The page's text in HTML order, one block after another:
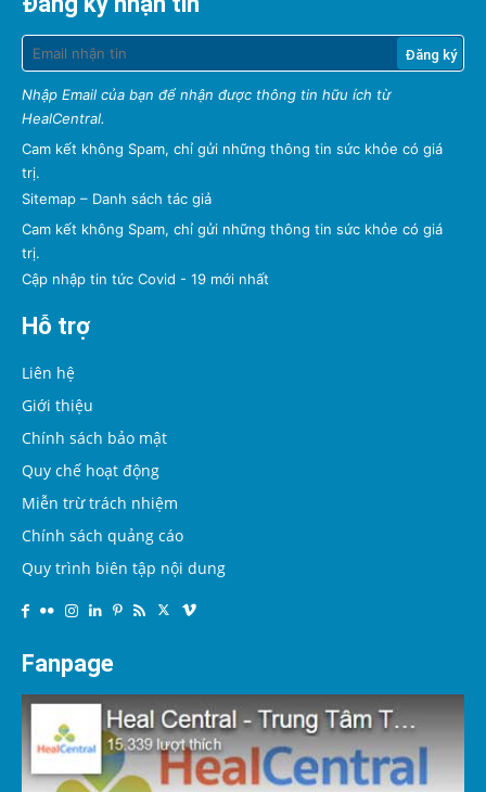
Nhập Email của bạn để nhận được thông tin hữu ích từ
HealCentral.
Cam kết không Spam, chỉ gửi những thông tin sức khỏe có giá
trị.
Sitemap – Danh sách tác giả
Cam kết không Spam, chỉ gửi những thông tin sức khỏe có giá
trị.
Cập nhập tin tức Covid - 19 mới nhất
Hỗ trợ
Liên hệ
Giới thiệu
Chính sách bảo mật
Quy chế hoạt động
Miễn trừ trách nhiệm
Chính sách quảng cáo
Quy trình biên tập nội dung
Fanpage